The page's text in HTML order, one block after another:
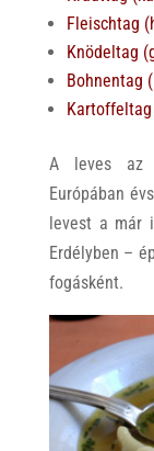
Fleischtag
Knödeltag
Bohnentag
A leves az
Európában
levest a már
Erdélyben –
fogásként.